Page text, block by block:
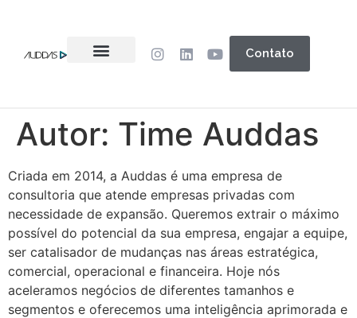
Contato
Autor: Time Auddas
Criada em 2014, a Auddas é uma empresa de
consultoria que atende empresas privadas com
necessidade de expansão. Queremos extrair o máximo
possível do potencial da sua empresa, engajar a equipe,
ser catalisador de mudanças nas áreas estratégica,
comercial, operacional e financeira. Hoje nós
aceleramos negócios de diferentes tamanhos e
segmentos e oferecemos uma inteligência aprimorada e